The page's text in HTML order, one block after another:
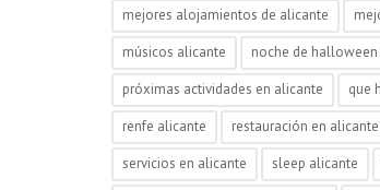
mejores alojamientos de alicante
músicos alicante
noche de
próximas actividades en alicante
que
renfe alicante
restauración en alicante
servicios en alicante
sleep alicante